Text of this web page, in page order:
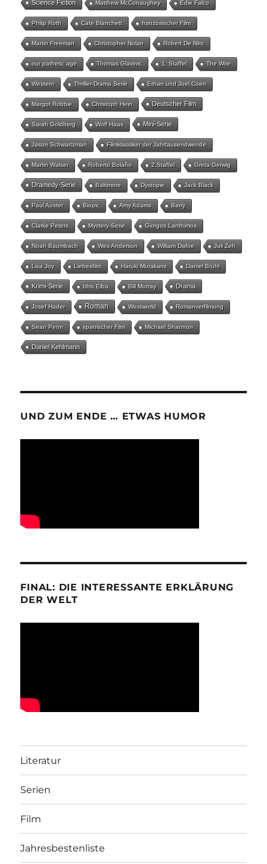
Science Fiction Matthew McConaughey Edie Falco
Philip Roth Cate Blanchett französischer Film
Martin Freeman Christopher Nolan Robert De Niro
our pathetic age Thomas Glavinic 1. Staffel The Wire
Western Thriller-Drama Serie Ethan und Joel Coen
Margot Robbie Christoph Hein Deutscher Film
Sarah Goldberg Wolf Haas Mini-Serie
Jason Schwartzman Filmklassiker der Jahrtausendwende
Martin Walser Roberto Bolaño 2.Staffel Greta Gerwig
Dramedy-Serie Baltimore Dystopie Jack Black
Paul Auster Biopic Amy Adams Barry
Clarke Peters Mystery-Serie Giorgos Lanthimos
Noah Baumbach Wes Anderson William Dafoe Juli Zeh
Lisa Joy Liebesfilm Haruki Murakami Daniel Brühl
Krimi-Serie Idris Elba Bill Murray Drama
Josef Hader Roman Westworld Romanverfilmung
Sean Penn spanischer Film Michael Shannon
Daniel Kehlmann
UND ZUM ENDE … ETWAS HUMOR
FINAL: DIE INTERESSANTE ERKLÄRUNG
DER WELT
Literatur
Serien
Film
Jahresbestenliste